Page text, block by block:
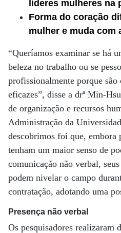
líderes mulheres na
Forma do coração
mulher e muda com
“Queríamos examinar se há
beleza no trabalho ou se
profissionalmente porque são
eficazes”, disse a drª Min-
de organização e recursos
Administração da
descobrimos foi que, embora
tenham um maior senso de
comunicação não verbal,
podem nivelar o campo
contratação, adotando uma
Presença não verbal
Os pesquisadores realizaram